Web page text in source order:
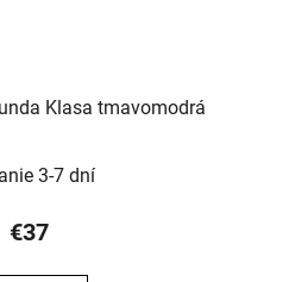
Klasa tmavomodrá
3-7 dní
€37